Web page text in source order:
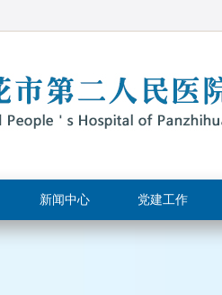
新闻中心 党建工作